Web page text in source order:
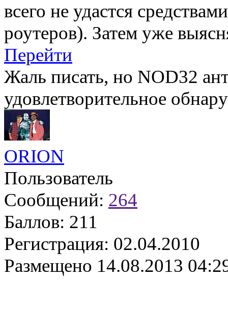
всего не удастся
роутеров). Затем уже
Перейти
Жаль писать, но NOD32
удовлетворительное
ORION
Пользователь
Сообщений: 264
Баллов: 211
Регистрация: 02.04.2010
Размещено 14.08.2013